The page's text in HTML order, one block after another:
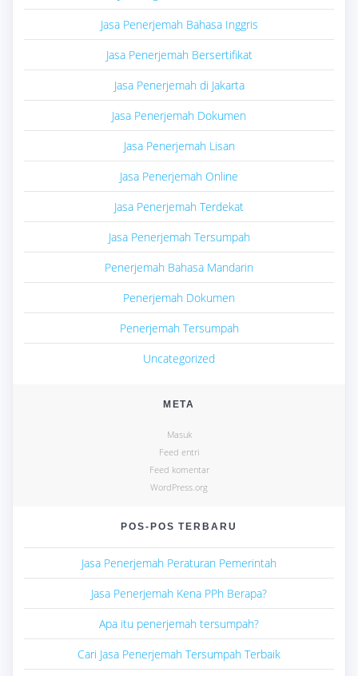
Jasa Penerjemah Bahasa Inggris
Jasa Penerjemah Bersertifikat
Jasa Penerjemah di Jakarta
Jasa Penerjemah Dokumen
Jasa Penerjemah Lisan
Jasa Penerjemah Online
Jasa Penerjemah Terdekat
Jasa Penerjemah Tersumpah
Penerjemah Bahasa Mandarin
Penerjemah Dokumen
Penerjemah Tersumpah
Uncategorized
META
Masuk
Feed entri
Feed komentar
WordPress.org
POS-POS TERBARU
Jasa Penerjemah Peraturan Pemerintah
Jasa Penerjemah Kena PPh Berapa?
Apa itu penerjemah tersumpah?
Cari Jasa Penerjemah Tersumpah Terbaik